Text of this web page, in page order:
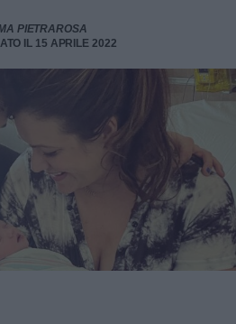
PIETRAROSA
IL 15 APRILE 2022